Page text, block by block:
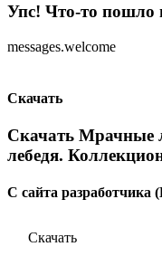
Упс! Что-то пошло
messages.welcome
Скачать
Скачать Мрачные
лебедя.
С сайта разработчика
Скачать